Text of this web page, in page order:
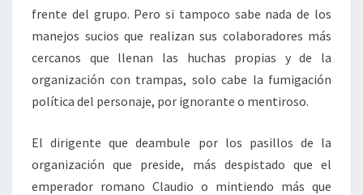
frente del grupo. Pero si tampoco sabe nada de los
manejos sucios que realizan sus colaboradores más
cercanos que llenan las huchas propias y de la
organización con trampas, solo cabe la fumigación
política del personaje, por ignorante o mentiroso.
El dirigente que deambule por los pasillos de la
organización que preside, más despistado que el
emperador romano Claudio o mintiendo más que